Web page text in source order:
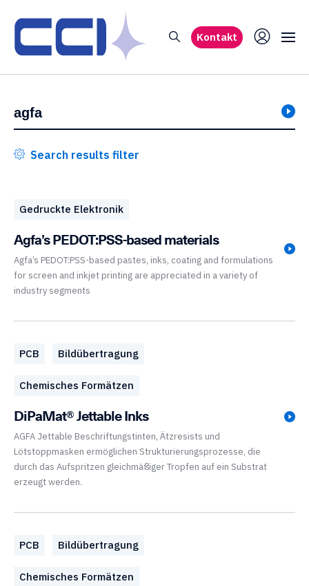
Kontakt
Search results filter
Gedruckte Elektronik
Agfa’s PEDOT:PSS-based materials
Agfa’s PEDOT:PSS-based pastes, inks, coating and formulations
for screen and inkjet printing are appreciated in a variety of
industry segments
PCB Bildübertragung
Chemisches Formätzen
DiPaMat® Jettable Inks
AGFA Jettable Beschriftungstinten, Ätzresists und
Lötstoppmasken ermöglichen Strukturierungsprozesse, die
durch das Aufspritzen gleichmäßiger Tropfen auf ein Substrat
erzeugt werden.
PCB Bildübertragung
Chemisches Formätzen